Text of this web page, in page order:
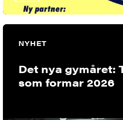
NYHET
Det nya gymåret:
som formar 2026